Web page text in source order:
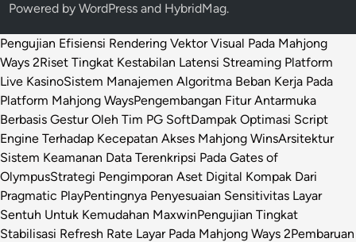
Powered byWordPress and HybridMag.
Pengujian Efisiensi Rendering Vektor Visual Pada Mahjong
Ways 2Riset Tingkat Kestabilan Latensi Streaming Platform
Live KasinoSistem Manajemen Algoritma Beban Kerja Pada
Platform Mahjong WaysPengembangan Fitur Antarmuka
Berbasis Gestur Oleh Tim PG SoftDampak Optimasi Script
Engine Terhadap Kecepatan Akses Mahjong WinsArsitektur
Sistem Keamanan Data Terenkripsi Pada Gates of
OlympusStrategi Pengimporan Aset Digital Kompak Dari
Pragmatic PlayPentingnya Penyesuaian Sensitivitas Layar
Sentuh Untuk Kemudahan MaxwinPengujian Tingkat
Stabilisasi Refresh Rate Layar Pada Mahjong Ways 2Pembaruan